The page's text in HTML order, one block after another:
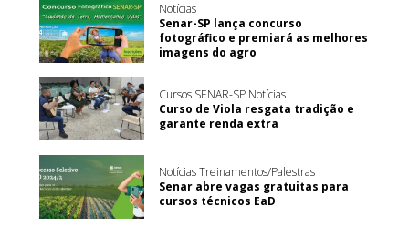
Notícias
Senar-SP lança concurso
fotográfico e premiará as melhores
imagens do agro
Cursos SENAR-SP Notícias
Curso de Viola resgata tradição e
garante renda extra
Notícias Treinamentos/Palestras
Senar abre vagas gratuitas para
cursos técnicos EaD